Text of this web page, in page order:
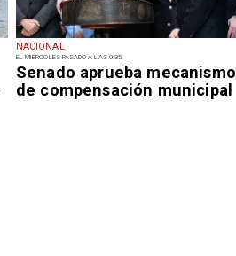
NACIONAL
EL MIÉRCOLES PASADO A LAS 9:35
Senado aprueba mecanismo
de compensación municipal